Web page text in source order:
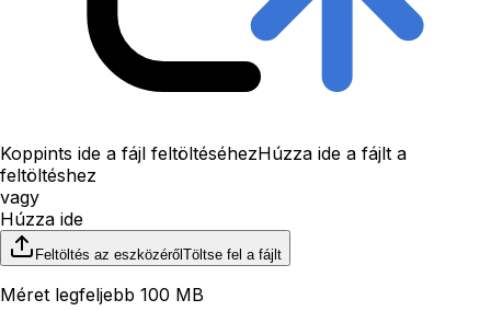
Koppints ide a fájl feltöltéséhezHúzza ide a fájlt a
feltöltéshez
vagy
Húzza ide
Feltöltés az eszközéről Töltse fel a fájlt
Méret legfeljebb 100 MB